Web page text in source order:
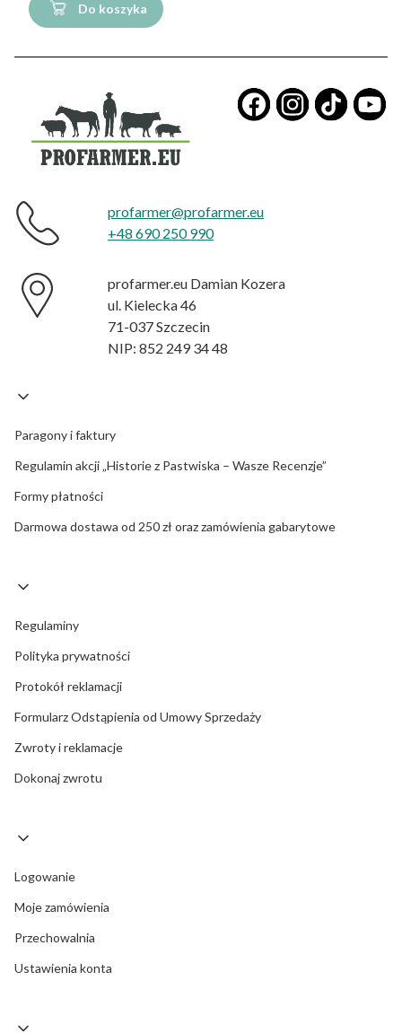
Do koszyka
profarmer@profarmer.eu
+48 690 250 990
profarmer.eu Damian Kozera
ul. Kielecka 46
71-037 Szczecin
NIP: 852 249 34 48
Paragony i faktury
Regulamin akcji „Historie z Pastwiska – Wasze Recenzje”
Formy płatności
Darmowa dostawa od 250 zł oraz zamówienia gabarytowe
Regulaminy
Polityka prywatności
Protokół reklamacji
Formularz Odstąpienia od Umowy Sprzedaży
Zwroty i reklamacje
Dokonaj zwrotu
Logowanie
Moje zamówienia
Przechowalnia
Ustawienia konta